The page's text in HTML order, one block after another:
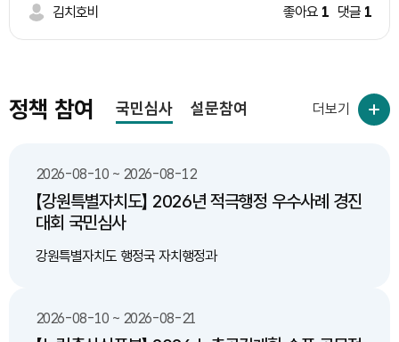
한지형 식물 식재 비용이 저렴)
안을 제안합니다. 예시 요건 1. 일정 기간(예: 5년 이상) 같은 지역에
ㆍ사회적 돌봄 강화
김치호비 좋아요 1 댓글 1
정책 참여 국민심사 설문참여
2026-08-10 ~ 2026-08-12
【강원특별자치도】 2026년 적극행정 우수사례 경진
대회 국민심사
강원특별자치도 행정국 자치행정과
2026-08-10 ~ 2026-08-21
더보기